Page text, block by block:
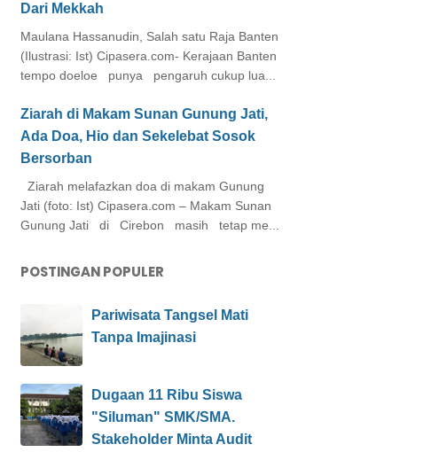
Dari Mekkah
Maulana Hassanudin, Salah satu Raja Banten
(Ilustrasi: Ist) Cipasera.com- Kerajaan Banten
tempo doeloe punya pengaruh cukup lua...
Ziarah di Makam Sunan Gunung Jati,
Ada Doa, Hio dan Sekelebat Sosok
Bersorban
Ziarah melafazkan doa di makam Gunung
Jati (foto: Ist) Cipasera.com – Makam Sunan
Gunung Jati di Cirebon masih tetap me...
POSTINGAN POPULER
Pariwisata Tangsel Mati
Tanpa Imajinasi
Dugaan 11 Ribu Siswa
"Siluman" SMK/SMA.
Stakeholder Minta Audit